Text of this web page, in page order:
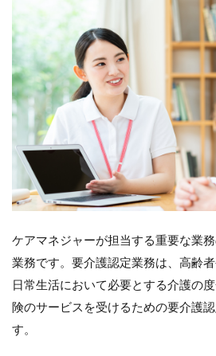
る
ケ
ア
マ
ネ
ー
ジ
ャ
の
役
割
と
訪
問
看
護
ケ
ケアマネジャーが担当する重要な業
業務です。要介護認定業務は、高齢
日常生活において必要とする介護の
険のサービスを受けるための要介護
す。